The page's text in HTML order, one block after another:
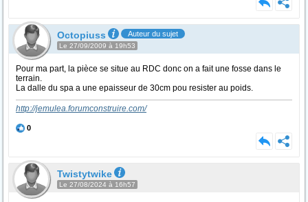
Octopiuss Auteur du sujet
Le 27/09/2009 à 19h53
Pour ma part, la pièce se situe au RDC donc on a fait une fosse dans le
terrain.
La dalle du spa a une epaisseur de 30cm pou resister au poids.
http://jemulea.forumconstruire.com/
0
Twistytwike
Le 27/08/2024 à 16h57